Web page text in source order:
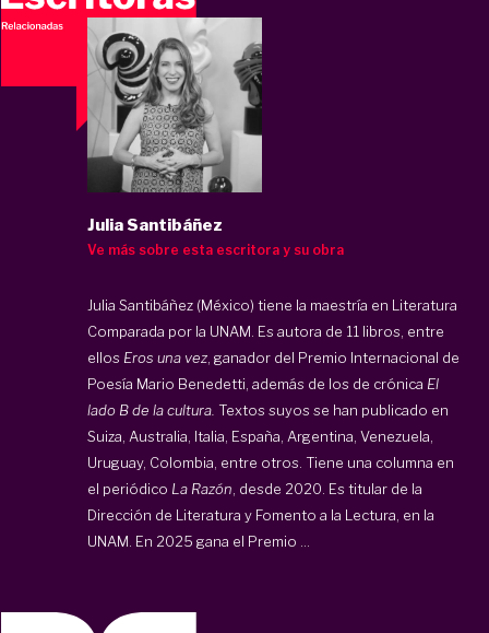
Julia Santibáñez
Ve más sobre esta escritora y su obra
Julia Santibáñez (México) tiene la maestría en Literatura
Comparada por la UNAM. Es autora de 11 libros, entre
ellos Eros una vez , ganador del Premio Internacional de
Poesía Mario Benedetti, además de los de crónica El
lado B de la cultura. Textos suyos se han publicado en
Suiza, Australia, Italia, España, Argentina, Venezuela,
Uruguay, Colombia, entre otros. Tiene una columna en
el periódico La Razón , desde 2020. Es titular de la
Dirección de Literatura y Fomento a la Lectura, en la
UNAM. En 2025 gana el Premio ...